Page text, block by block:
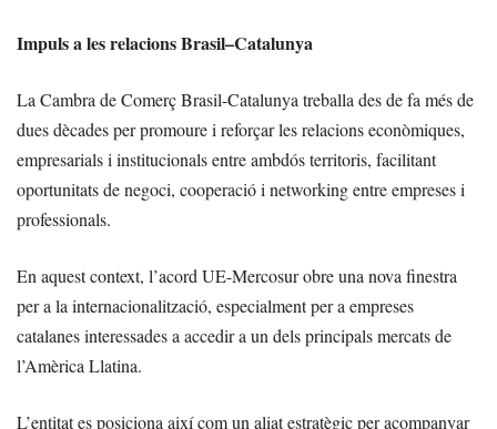
Impuls a les relacions Brasil–Catalunya
La Cambra de Comerç Brasil-Catalunya treballa des de fa més de
dues dècades per promoure i reforçar les relacions econòmiques,
empresarials i institucionals entre ambdós territoris, facilitant
oportunitats de negoci, cooperació i networking entre empreses i
professionals.
En aquest context, l’acord UE-Mercosur obre una nova finestra
per a la internacionalització, especialment per a empreses
catalanes interessades a accedir a un dels principals mercats de
l’Amèrica Llatina.
L’entitat es posiciona així com un aliat estratègic per acompanyar